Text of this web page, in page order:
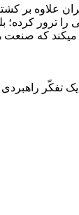
علاوه بر
را ترور
که صنعت